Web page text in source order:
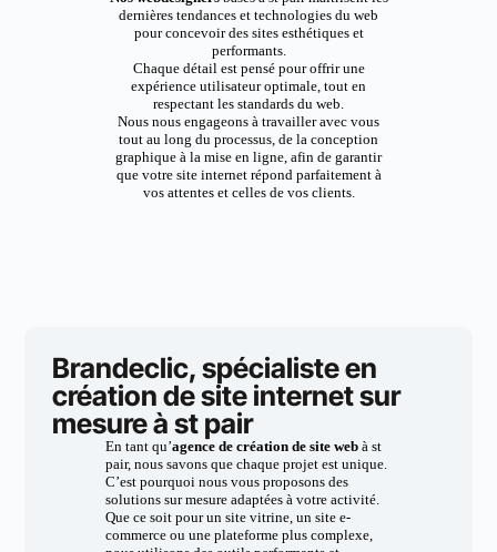
dernières tendances et technologies du web
pour concevoir des sites esthétiques et
performants.
Chaque détail est pensé pour offrir une
expérience utilisateur optimale, tout en
respectant les standards du web.
Nous nous engageons à travailler avec vous
tout au long du processus, de la conception
graphique à la mise en ligne, afin de garantir
que votre site internet répond parfaitement à
vos attentes et celles de vos clients.
Brandeclic, spécialiste en
création de site internet sur
mesure à st pair
En tant qu’agence de création de site webà st
pair, nous savons que chaque projet est unique.
C’est pourquoi nous vous proposons des
solutions sur mesure adaptées à votre activité.
Que ce soit pour un site vitrine, un site e-
commerce ou une plateforme plus complexe,